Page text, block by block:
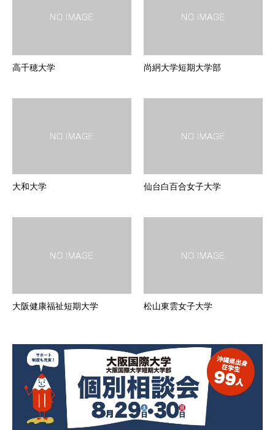
高千穂大学 尚絅大学短期大学部
大和大学 仙台白百合女子大学
大阪健康福祉短期大学 松山東雲女子大学